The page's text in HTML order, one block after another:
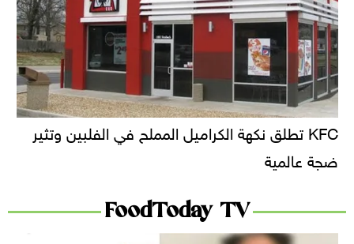
KFC تطلق نكهة الكراميل المملح في الفلبين وتثير
ضجة عالمية
FoodToday TV